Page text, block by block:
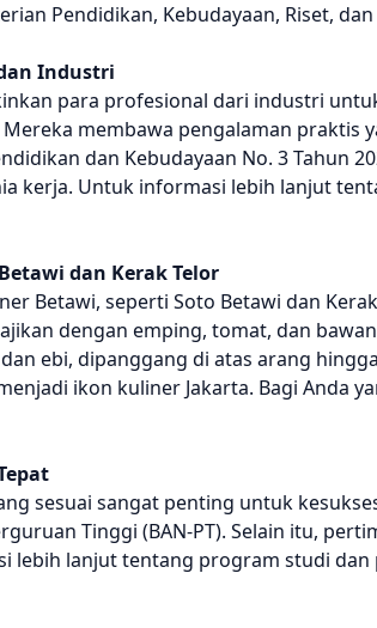
Pendidikan, Kebudayaan, Riset,
Industri
para profesional dari industri
membawa pengalaman praktis
dan Kebudayaan No. 3 Tahun
kerja. Untuk informasi lebih lanjut
dan Kerak Telor
Betawi, seperti Soto Betawi dan
dengan emping, tomat, dan
ebi, dipanggang di atas arang
ikon kuliner Jakarta. Bagi Anda
sesuai sangat penting untuk
Tinggi (BAN-PT). Selain itu,
lebih lanjut tentang program studi